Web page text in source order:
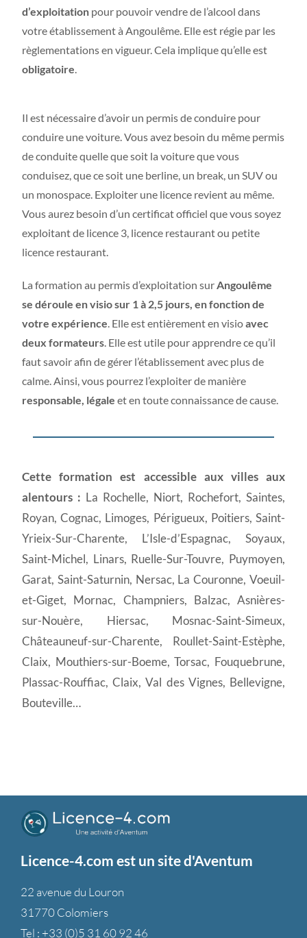
d’exploitation pour pouvoir vendre de l’alcool dans
votre établissement à Angoulême. Elle est régie par les
règlementations en vigueur. Cela implique qu’elle est
obligatoire.
Il est nécessaire d’avoir un permis de conduire pour
conduire une voiture. Vous avez besoin du même permis
de conduite quelle que soit la voiture que vous
conduisez, que ce soit une berline, un break, un SUV ou
un monospace. Exploiter une licence revient au même.
Vous aurez besoin d’un certificat officiel que vous soyez
exploitant de licence 3, licence restaurant ou petite
licence restaurant.
La formation au permis d’exploitation surAngoulême
se déroule en visio sur 1 à 2,5 jours, en fonction de
votre expérience. Elle est entièrement en visioavec
deux formateurs. Elle est utile pour apprendre ce qu’il
faut savoir afin de gérer l’établissement avec plus de
calme. Ainsi, vous pourrez l’exploiter de manière
responsable, légale et en toute connaissance de cause.
Cette formation est accessible aux villes aux
alentours : La Rochelle, Niort, Rochefort, Saintes,
Royan, Cognac, Limoges, Périgueux, Poitiers, Saint-
Yrieix-Sur-Charente, L’Isle-d’Espagnac, Soyaux,
Saint-Michel, Linars, Ruelle-Sur-Touvre, Puymoyen,
Garat, Saint-Saturnin, Nersac, La Couronne, Voeuil-
et-Giget, Mornac, Champniers, Balzac, Asnières-
sur-Nouère, Hiersac, Mosnac-Saint-Simeux,
Châteauneuf-sur-Charente, Roullet-Saint-Estèphe,
Claix, Mouthiers-sur-Boeme, Torsac, Fouquebrune,
Plassac-Rouffiac, Claix, Val des Vignes, Bellevigne,
Bouteville…
Licence-4.com est un site d'Aventum
22 avenue du Louron
31770 Colomiers
Tel : +33 (0)5 31 60 92 46